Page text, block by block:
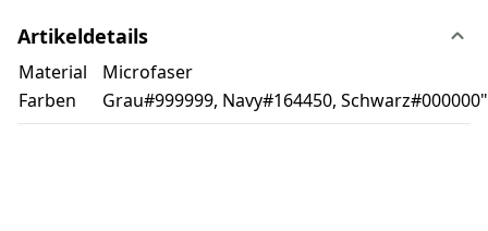
Artikeldetails
Material
Microfaser
Farben
Grau#999999, Navy#164450, Schwarz#000000"